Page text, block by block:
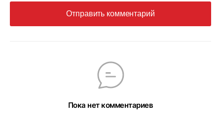
Отправить комментарий
Пока нет комментариев